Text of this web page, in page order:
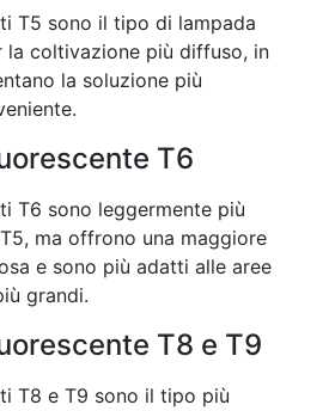
T5 sono il tipo di lampada
la coltivazione più diffuso, in
la soluzione più
T6
T6 sono leggermente più
ma offrono una maggiore
e sono più adatti alle aree
grandi.
T8 e T9
T8 e T9 sono il tipo più